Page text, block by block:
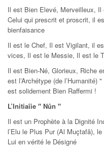
Il est Bien Elevé, Merveilleux,
Celui qui prescrit et proscrit, il
bienfaisance
Il est le Chef, Il est Vigilant, il
vices, Il est le Messie, Il est le
Il est Bien-Né, Glorieux, Riche
est l’Archétype (de l’Humanité)
est solidement Bien Raffermi !
L’Initiaîie " Nûn "
Il est un Prophète à la Dignité
l’Elu le Plus Pur (Al Muçtafâ),
Lui en vérité le Désigné